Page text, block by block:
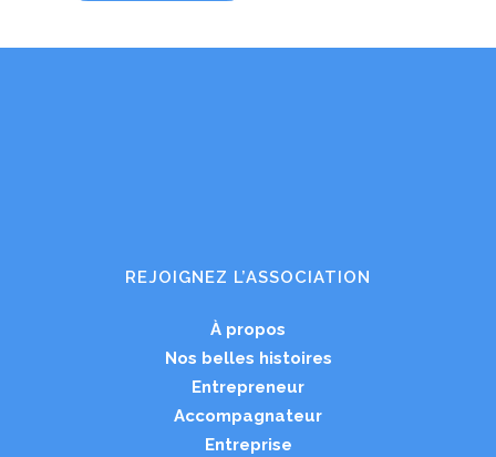
REJOIGNEZ L’ASSOCIATION
À propos
Nos belles histoires
Entrepreneur
Accompagnateur
Entreprise